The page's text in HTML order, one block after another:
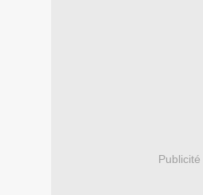
Publicité